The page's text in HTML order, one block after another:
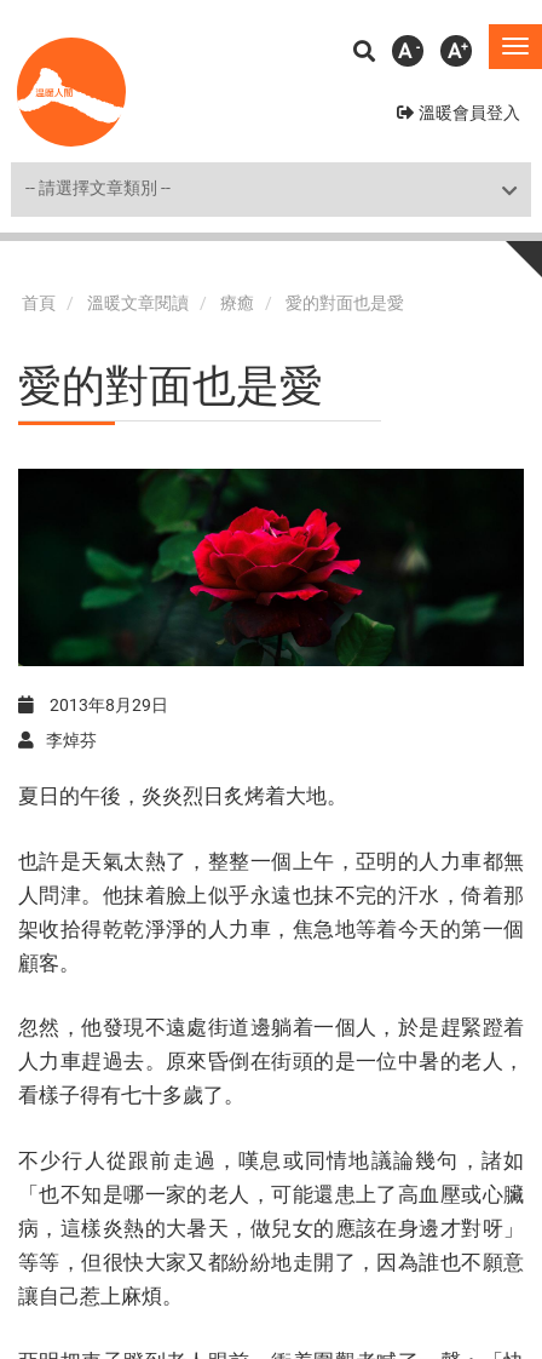
至
主
溫暖會員登入
A A
Shortcut
首頁 溫暖文章閱讀 療癒 愛的對面也是愛
愛的對面也是愛
2013年8月29日
李焯芬
夏日的午後，炎炎烈日炙烤着大地。
也許是天氣太熱了，整整一個上午，亞明的人力車都無
人問津。他抹着臉上似乎永遠也抹不完的汗水，倚着那
架收拾得乾乾淨淨的人力車，焦急地等着今天的第一個
顧客。
忽然，他發現不遠處街道邊躺着一個人，於是趕緊蹬着
人力車趕過去。原來昏倒在街頭的是一位中暑的老人，
看樣子得有七十多歲了。
不少行人從跟前走過，嘆息或同情地議論幾句，諸如
「也不知是哪一家的老人，可能還患上了高血壓或心臟
病，這樣炎熱的大暑天，做兒女的應該在身邊才對呀」
等等，但很快大家又都紛紛地走開了，因為誰也不願意
讓自己惹上麻煩。